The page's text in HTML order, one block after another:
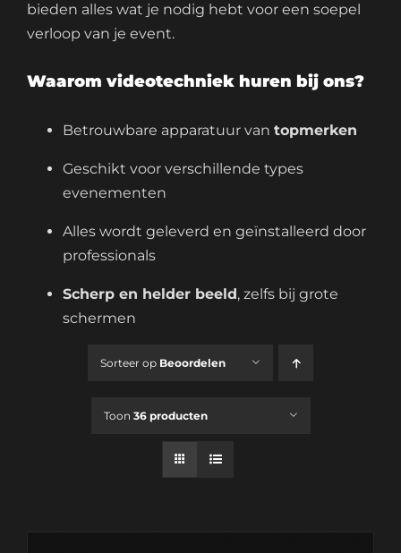
bieden alles wat je nodig hebt voor een soepel
verloop van je event.
Waarom videotechniek huren bij ons?
Betrouwbare apparatuur van topmerken
Geschikt voor verschillende types
evenementen
Alles wordt geleverd en geïnstalleerd door
professionals
Scherp en helder beeld, zelfs bij grote
schermen
Sorteer op Beoordelen
Toon 36 producten